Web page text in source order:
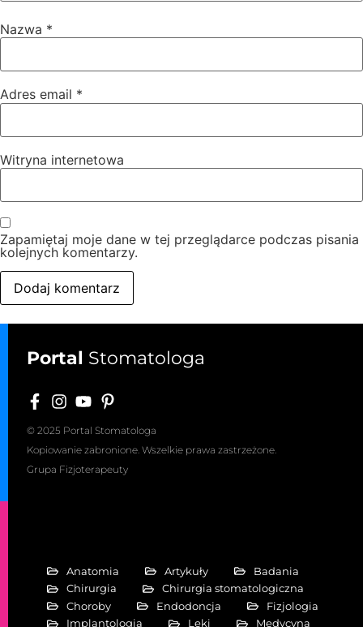
Nazwa *
Adres email *
Witryna internetowa
Zapamiętaj moje dane w tej przeglądarce podczas pisania
kolejnych komentarzy.
Portal Stomatologa
© 2025 Portal Stomatologa
Kopiowanie zabronione. Wszelkie prawa zastrzeżone.
Grupa Fizjoterapeuty
Anatomia Artykuły
Badania
Chirurgia
Chirurgia stomatologiczna
Choroby
Endodoncja
Fizjologia
Implantologia
Leki Medycyna